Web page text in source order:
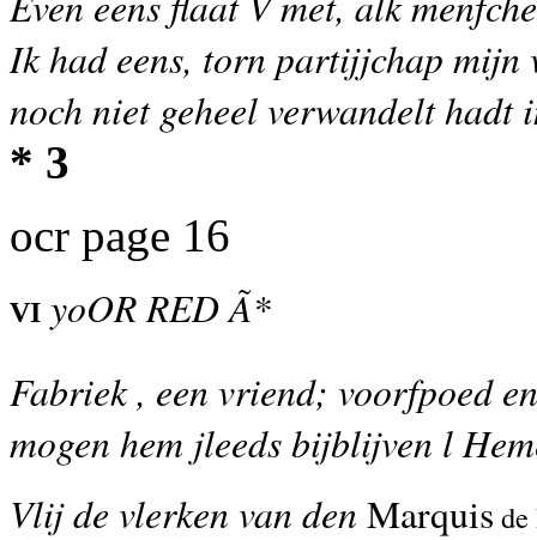
Ik had eens, torn partijjchap mijn
noch niet geheel verwandelt hadt
* 3
ocr page 16
VI yoOR RED Ã*
Fabriek , een vriend; voorfpoed
mogen hem jleeds bijblijven l
Vlij de vlerken van den Marquis